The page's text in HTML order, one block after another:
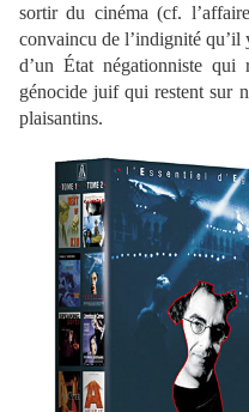
sortir du cinéma (cf. l’affaire
convaincu de l’indignité qu’il
d’un État négationniste qui
génocide juif qui restent sur
plaisantins.